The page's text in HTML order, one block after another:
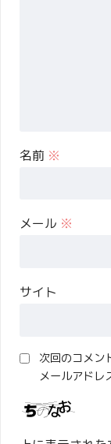
名前 ※
メール ※
サイト
次回のコメン
メールアドレ